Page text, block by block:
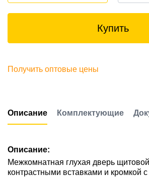
Купить
Получить оптовые цены
Описание Комплектующие
Описание:
Межкомнатная глухая дверь
контрастными вставками и кромкой с